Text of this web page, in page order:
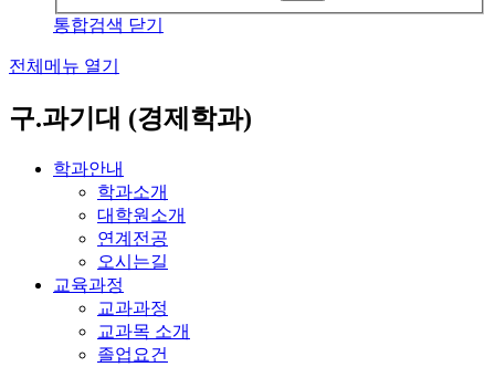
통합검색 닫기
전체메뉴 열기
구.과기대 (경제학과)
학과안내
학과소개
대학원소개
연계전공
오시는길
교육과정
교과과정
교과목 소개
졸업요건